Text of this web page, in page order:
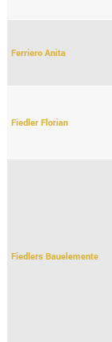
Ferriero Anita
Fiedler Florian
Fiedlers Bauelemente